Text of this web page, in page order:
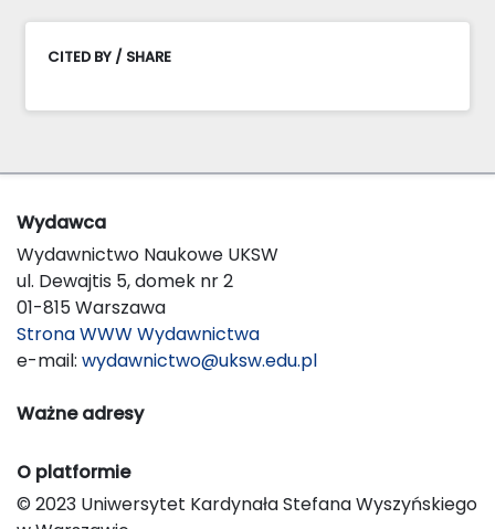
CITED BY / SHARE
Wydawca
Wydawnictwo Naukowe UKSW
ul. Dewajtis 5, domek nr 2
01-815 Warszawa
Strona WWW Wydawnictwa
e-mail: wydawnictwo@uksw.edu.pl
Ważne adresy
O platformie
© 2023 Uniwersytet Kardynała Stefana Wyszyńskiego